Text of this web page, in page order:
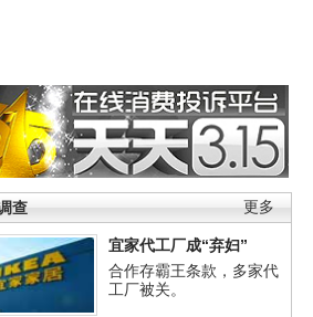
更多
查
宜家代工厂成“弃妇”
合作存霸王条款，多家代
工厂被关。